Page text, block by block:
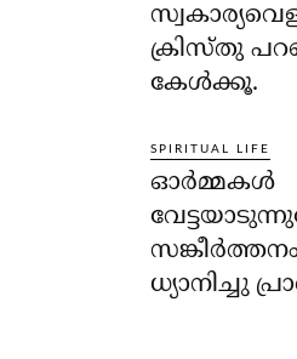
ക്രിസ്തു
കേള്‍ക്കൂ.
SPIRITUAL LIFE
ഓര്‍മ്മകള്‍
ധ്യാനിച്ചു